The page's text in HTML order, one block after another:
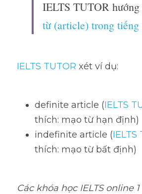
IELTS TUTOR hướng
từ (article) trong tiếng
IELTS TUTOR xét ví dụ:
definite article (IELTS
thích: mạo từ hạn định)
indefinite article (IELTS
thích: mạo từ bất định)
Các khóa học IELTS online 1